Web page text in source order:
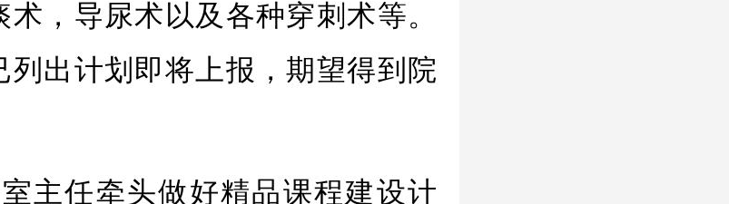
，导尿术以及各种穿刺术等。
列出计划即将上报，期望得到院
主任牵头做好精品课程建设计